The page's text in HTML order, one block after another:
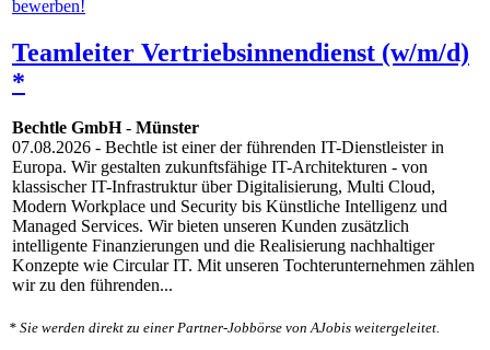
Teamleiter Vertriebsinnendienst (w/m/d)
*
Bechtle GmbH- Münster
07.08.2026 - Bechtle ist einer der führenden IT-Dienstleister in
Europa. Wir gestalten zukunftsfähige IT-Architekturen - von
klassischer IT-Infrastruktur über Digitalisierung, Multi Cloud,
Modern Workplace und Security bis Künstliche Intelligenz und
Managed Services. Wir bieten unseren Kunden zusätzlich
intelligente Finanzierungen und die Realisierung nachhaltiger
Konzepte wie Circular IT. Mit unseren Tochterunternehmen zählen
wir zu den führenden...
* Sie werden direkt zu einer Partner-Jobbörse von AJobis weitergeleitet.